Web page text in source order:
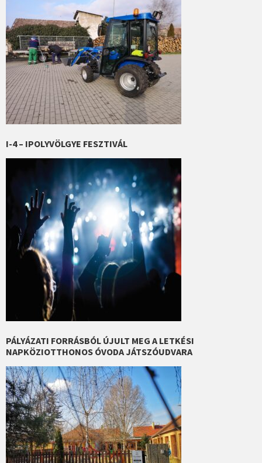
I-4 – IPOLYVÖLGYE FESZTIVÁL
PÁLYÁZATI FORRÁSBÓL ÚJULT MEG A LETKÉSI
NAPKÖZIOTTHONOS ÓVODA JÁTSZÓUDVARA